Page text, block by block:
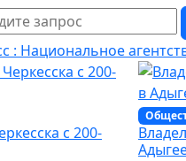
: Национальное
с 200-